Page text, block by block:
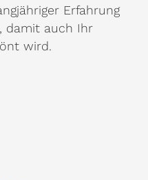
Erfahrung
damit auch Ihr
wird.